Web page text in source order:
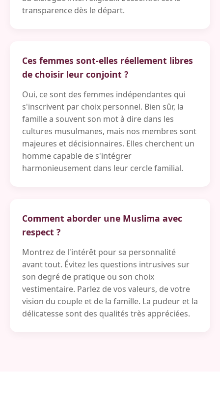
transparence dès le départ.
Ces femmes sont-elles réellement libres
de choisir leur conjoint ?
Oui, ce sont des femmes indépendantes qui
s'inscrivent par choix personnel. Bien sûr, la
famille a souvent son mot à dire dans les
cultures musulmanes, mais nos membres sont
majeures et décisionnaires. Elles cherchent un
homme capable de s'intégrer
harmonieusement dans leur cercle familial.
Comment aborder une Muslima avec
respect ?
Montrez de l'intérêt pour sa personnalité
avant tout. Évitez les questions intrusives sur
son degré de pratique ou son choix
vestimentaire. Parlez de vos valeurs, de votre
vision du couple et de la famille. La pudeur et la
délicatesse sont des qualités très appréciées.